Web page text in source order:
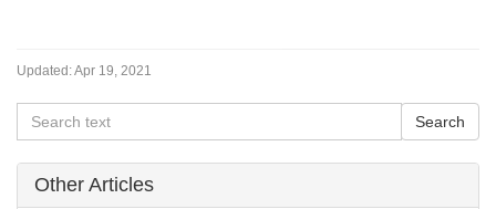
Updated:Apr 19, 2021
Other Articles